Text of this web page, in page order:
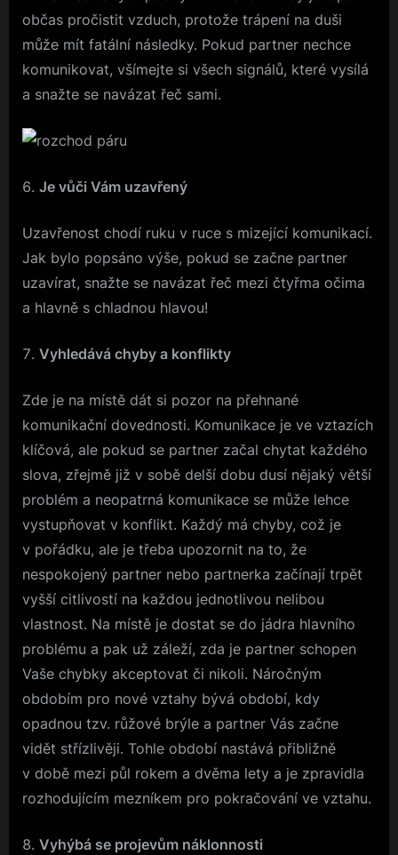
občas pročistit vzduch, protože trápení na duši
může mít fatální následky. Pokud partner nechce
komunikovat, všímejte si všech signálů, které vysílá
a snažte se navázat řeč sami.
Je vůči Vám uzavřený
Uzavřenost chodí ruku v ruce s mizející komunikací.
Jak bylo popsáno výše, pokud se začne partner
uzavírat, snažte se navázat řeč mezi čtyřma očima
a hlavně s chladnou hlavou!
Vyhledává chyby a konflikty
Zde je na místě dát si pozor na přehnané
komunikační dovednosti. Komunikace je ve vztazích
klíčová, ale pokud se partner začal chytat každého
slova, zřejmě již v sobě delší dobu dusí nějaký větší
problém a neopatrná komunikace se může lehce
vystupňovat v konflikt. Každý má chyby, což je
v pořádku, ale je třeba upozornit na to, že
nespokojený partner nebo partnerka začínají trpět
vyšší citlivostí na každou jednotlivou nelibou
vlastnost. Na místě je dostat se do jádra hlavního
problému a pak už záleží, zda je partner schopen
Vaše chybky akceptovat či nikoli. Náročným
obdobím pro nové vztahy bývá období, kdy
opadnou tzv. růžové brýle a partner Vás začne
vidět střízlivěji. Tohle období nastává přibližně
v době mezi půl rokem a dvěma lety a je zpravidla
rozhodujícím mezníkem pro pokračování ve vztahu.
Vyhýbá se projevům náklonnosti